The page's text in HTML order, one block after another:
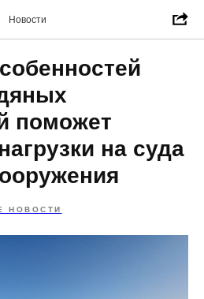
Новости
поможет
на суда
НОВОСТИ